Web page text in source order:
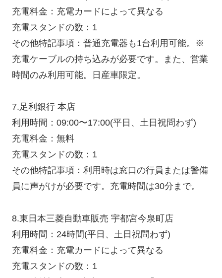
充電料金：充電カードによって異なる
充電スタンドの数：1
その他特記事項：普通充電器も1台利用可能。※
充電ケーブルの持ち込みが必要です。また、営業
時間のみ利用可能。日産車限定。
7.足利銀行 本店
利用時間：09:00〜17:00(平日、土日祝問わず)
充電料金：無料
充電スタンドの数：1
その他特記事項：利用時は窓口の行員または警備
員に声がけが必要です。充電時間は30分まで。
8.東日本三菱自動車販売 宇都宮今泉町店
利用時間：24時間(平日、土日祝問わず)
充電料金：充電カードによって異なる
充電スタンドの数：1